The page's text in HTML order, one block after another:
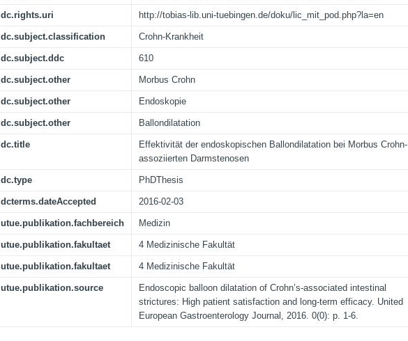
dc.rights.uri http://tobias-lib.uni-tuebingen.de/doku/lic_mit_pod.php?la=en
dc.subject.classification Crohn-Krankheit
dc.subject.ddc 610
dc.subject.other Morbus Crohn
dc.subject.other Endoskopie
dc.subject.other Ballondilatation
dc.title
Effektivität der endoskopischen Ballondilatation bei Morbus Crohn-
assoziierten Darmstenosen
dc.type PhDThesis
dcterms.dateAccepted 2016-02-03
utue.publikation.fachbereich Medizin
utue.publikation.fakultaet 4 Medizinische Fakultät
utue.publikation.fakultaet 4 Medizinische Fakultät
utue.publikation.source
Endoscopic balloon dilatation of Crohn’s-associated intestinal
strictures: High patient satisfaction and long-term efficacy. United
European Gastroenterology Journal, 2016. 0(0): p. 1-6.